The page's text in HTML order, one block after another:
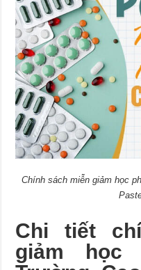
Chính sách miễn giảm học
Chi tiết
giảm học